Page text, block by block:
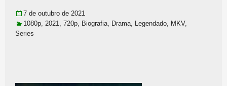
7 de outubro de 2021
1080p, 2021, 720p, Biografia, Drama, Legendado, MKV,
Series